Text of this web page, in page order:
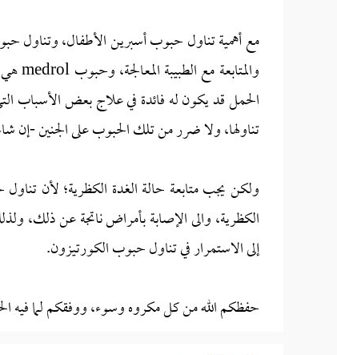
مع أهمية تناول حبوب أسبرين الأطفال، وتناول
تناولها، ولا ضرر من تلك الحبوب على الجنين -إن
ولكن يجب متابعة حالة الغدة الكظرية؛ لأن
الكظرية، والى الإصابة بأمراض ناتجة عن ذلك،
إلى الاستمرار في تناول حبوب الكورتيزون.
حفظكم الله من كل مكروه وسوء، ووفقكم لما فيه